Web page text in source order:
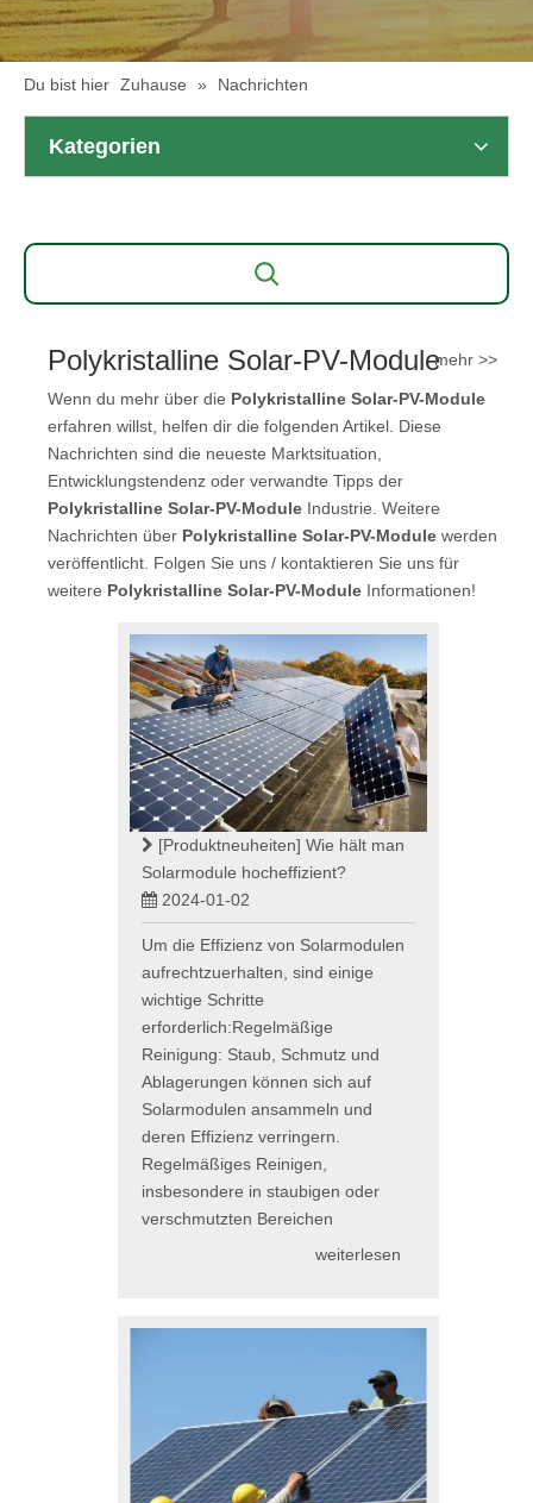
Du bist hier Zuhause » Nachrichten
Kategorien
Polykristalline Solar-PV-Modulemehr >>
Wenn du mehr über die Polykristalline Solar-PV-Module
erfahren willst, helfen dir die folgenden Artikel. Diese
Nachrichten sind die neueste Marktsituation,
Entwicklungstendenz oder verwandte Tipps der
Polykristalline Solar-PV-Module Industrie. Weitere
Nachrichten über Polykristalline Solar-PV-Module werden
veröffentlicht. Folgen Sie uns / kontaktieren Sie uns für
weitere Polykristalline Solar-PV-Module Informationen!
[Produktneuheiten] Wie hält man
Solarmodule hocheffizient?
2024-01-02
Um die Effizienz von Solarmodulen
aufrechtzuerhalten, sind einige
wichtige Schritte
erforderlich:Regelmäßige
Reinigung: Staub, Schmutz und
Ablagerungen können sich auf
Solarmodulen ansammeln und
deren Effizienz verringern.
Regelmäßiges Reinigen,
insbesondere in staubigen oder
verschmutzten Bereichen
weiterlesen